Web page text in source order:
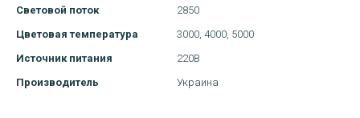
Световой поток
2850
Цветовая температура
3000, 4000, 5000
Источник питания
220В
Производитель
Украина